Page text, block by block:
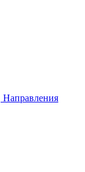
Направления